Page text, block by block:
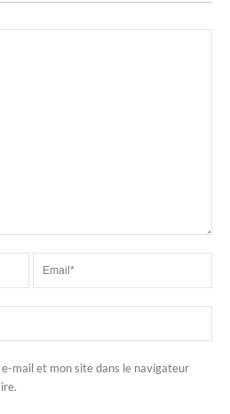
mail et mon site dans le navigateur